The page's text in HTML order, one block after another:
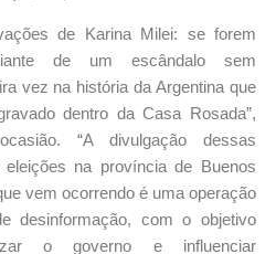
de Karina Milei: se forem
de um escândalo sem
vez na história da Argentina que
dentro da Casa Rosada”,
“A divulgação dessas
na província de Buenos
vem ocorrendo é uma operação
desinformação, com o objetivo
o governo e influenciar